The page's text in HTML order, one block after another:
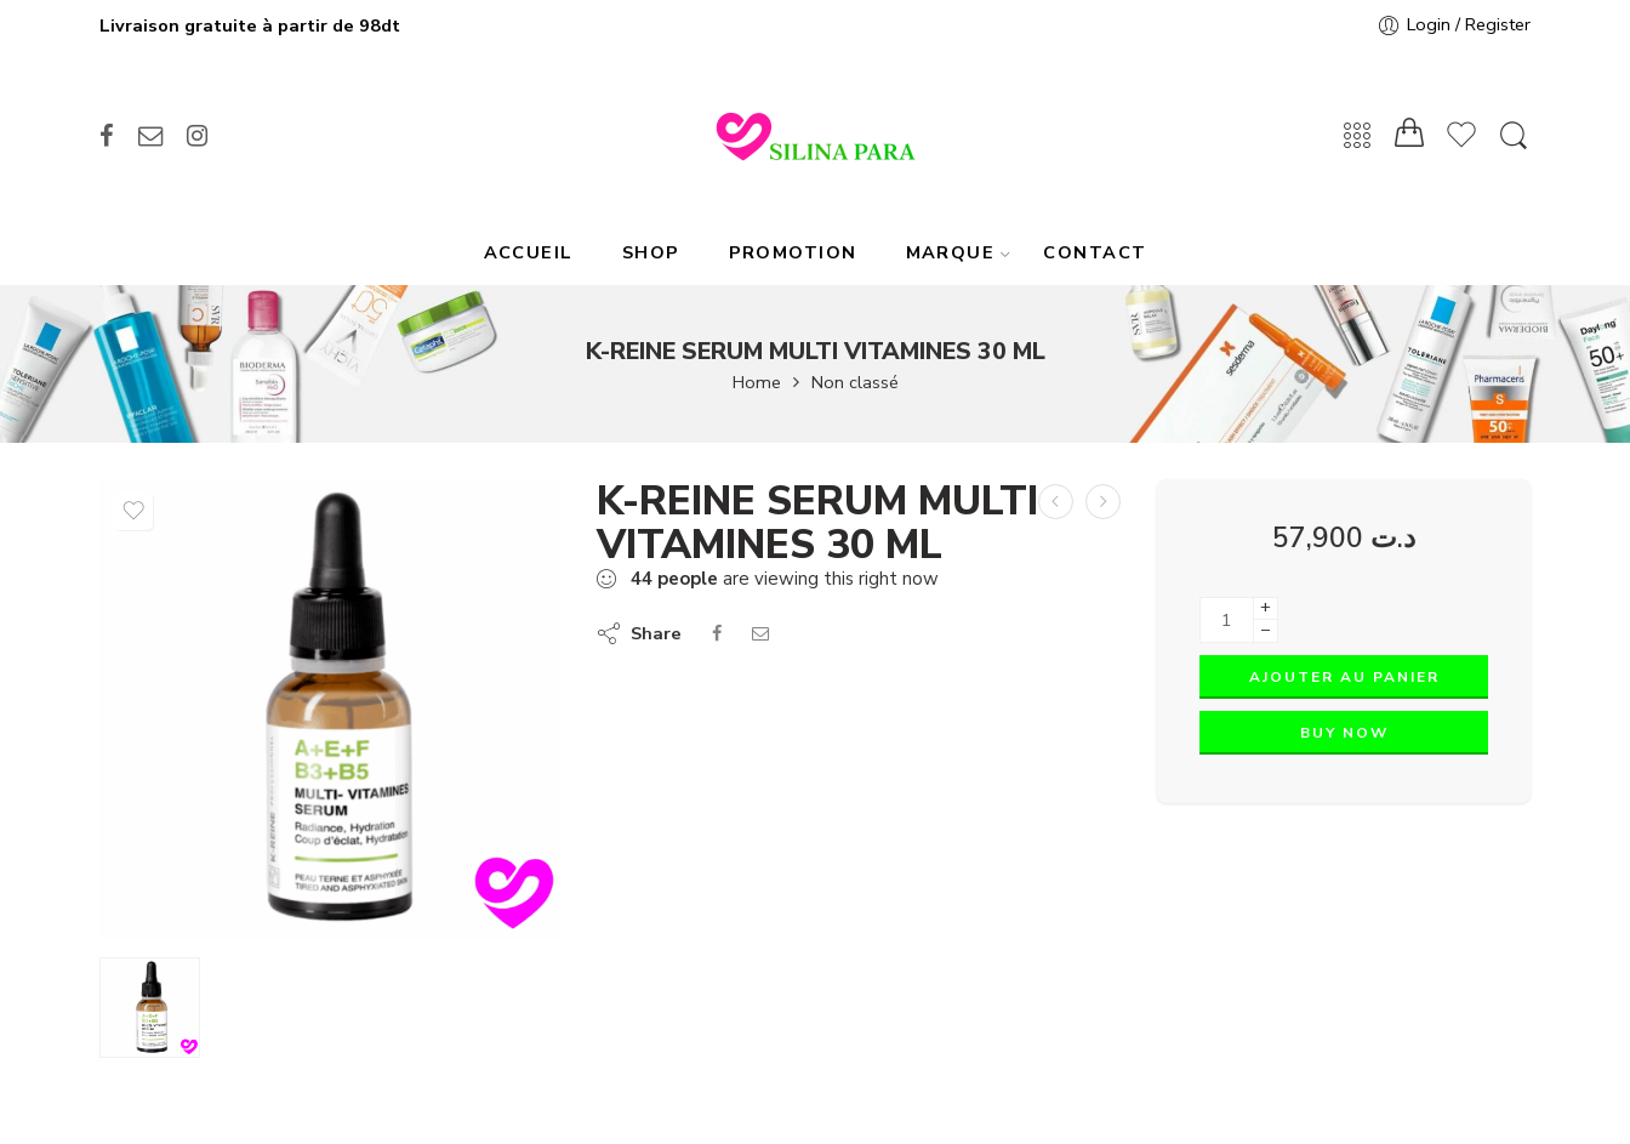
Livraison gratuite à partir de 98dt Login / Register
ACCUEIL SHOP PROMOTION MARQUE CONTACT
K-REINE SERUM MULTI VITAMINES 30 ML
Home Non classé
K-REINE SERUM MULTI
VITAMINES 30 ML
44 people are viewing this right now
Share
د.ت
+
−
AJOUTER AU PANIER
BUY NOW